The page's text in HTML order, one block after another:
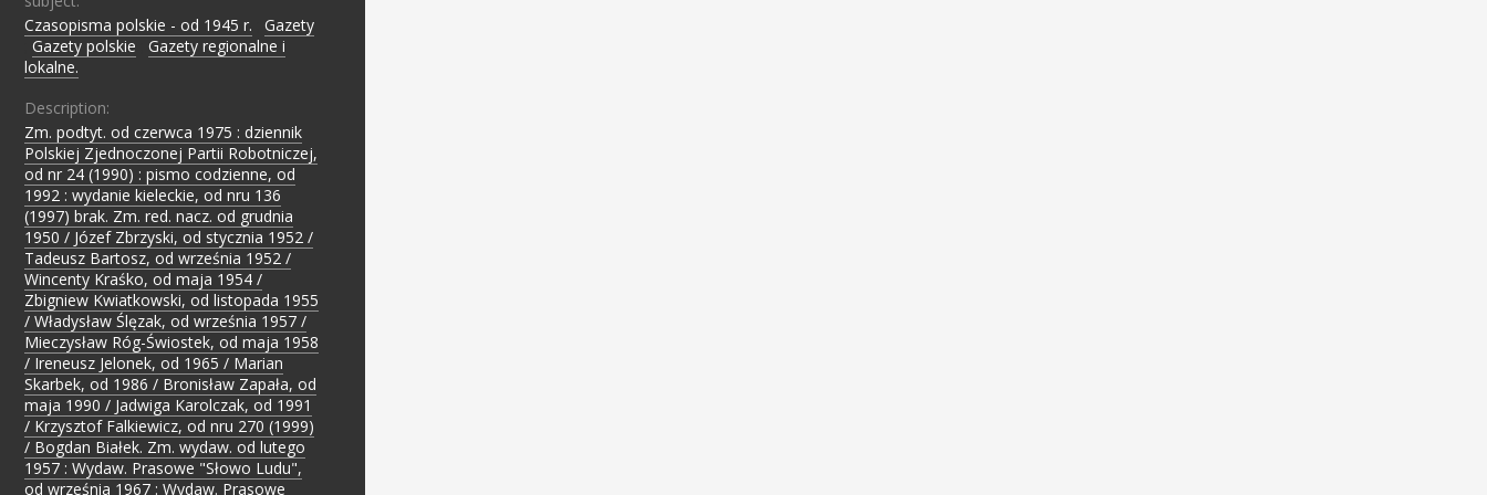
Czasopisma polskie - od 1945 r.
Gazety
Gazety polskie
Gazety regionalne i
lokalne.
Description:
Zm. podtyt. od czerwca 1975 : dziennik
Polskiej Zjednoczonej Partii Robotniczej,
od nr 24 (1990) : pismo codzienne, od
1992 : wydanie kieleckie, od nru 136
(1997) brak. Zm. red. nacz. od grudnia
1950 / Józef Zbrzyski, od stycznia 1952 /
Tadeusz Bartosz, od września 1952 /
Wincenty Kraśko, od maja 1954 /
Zbigniew Kwiatkowski, od listopada 1955
/ Władysław Ślęzak, od września 1957 /
Mieczysław Róg-Świostek, od maja 1958
/ Ireneusz Jelonek, od 1965 / Marian
Skarbek, od 1986 / Bronisław Zapała, od
maja 1990 / Jadwiga Karolczak, od 1991
/ Krzysztof Falkiewicz, od nru 270 (1999)
/ Bogdan Białek. Zm. wydaw. od lutego
1957 : Wydaw. Prasowe "Słowo Ludu",
od września 1967 : Wydaw. Prasowe